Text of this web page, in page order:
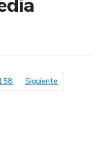
búsqueda
Siguientepágina siguiente